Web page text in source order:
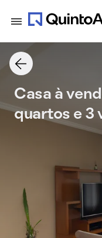
Casa à
quartos e 3